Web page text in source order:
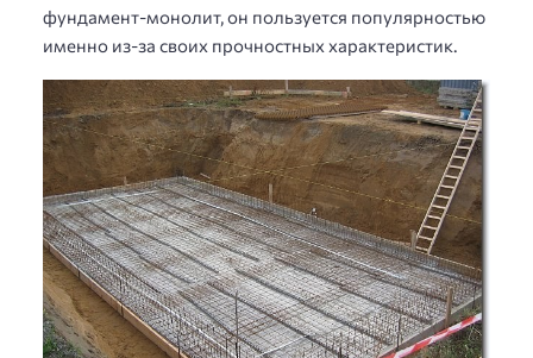
фундамент-монолит, он пользуется популярностью
именно из-за своих прочностных характеристик.